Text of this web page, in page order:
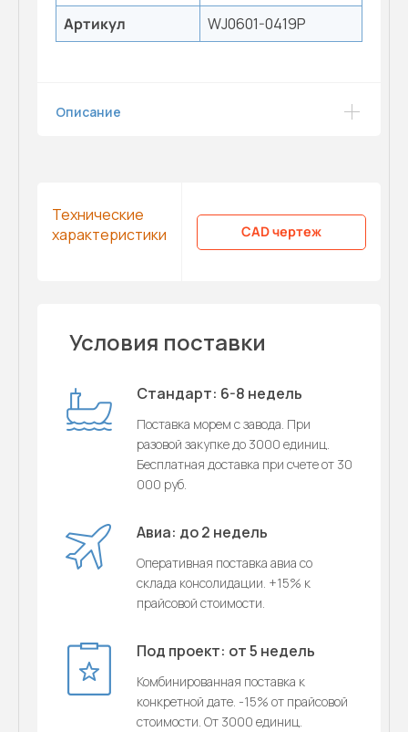
Артикул
WJ0601-0419P
Описание
Технические
характеристики
CAD чертеж
Условия поставки
Стандарт: 6-8 недель
Поставка морем с завода. При
разовой закупке до 3000 единиц.
Бесплатная доставка при счете от 30
000 руб.
Авиа: до 2 недель
Оперативная поставка авиа со
склада консолидации. +15% к
прайсовой стоимости.
Под проект: от 5 недель
Комбинированная поставка к
конкретной дате. -15% от прайсовой
стоимости. От 3000 единиц.